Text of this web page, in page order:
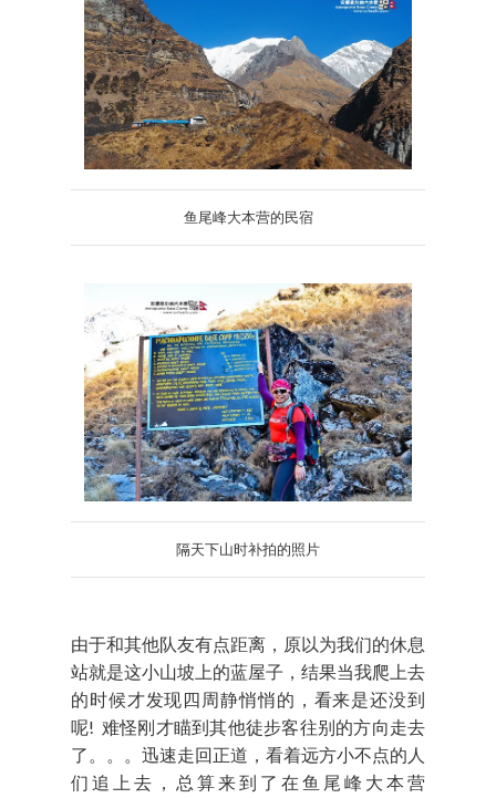
鱼尾峰大本营的民宿
隔天下山时补拍的照片
由于和其他队友有点距离，原以为我们的休息
站就是这小山坡上的蓝屋子，结果当我爬上去
的时候才发现四周静悄悄的，看来是还没到
呢! 难怪刚才瞄到其他徒步客往别的方向走去
了。。。迅速走回正道，看着远方小不点的人
们追上去，总算来到了在鱼尾峰大本营